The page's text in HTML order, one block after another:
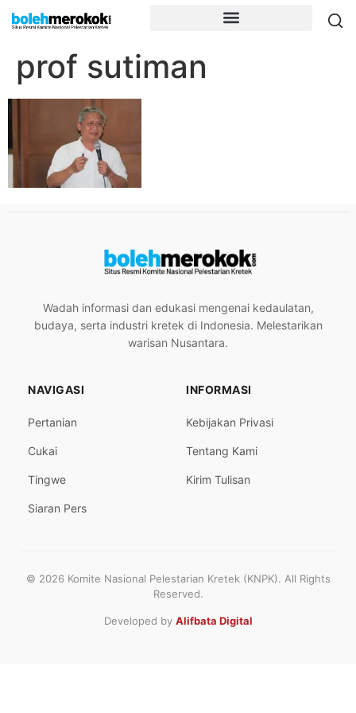
prof sutiman
Wadah informasi dan edukasi mengenai kedaulatan,
budaya, serta industri kretek di Indonesia. Melestarikan
warisan Nusantara.
NAVIGASI
Pertanian
Cukai
Tingwe
Siaran Pers
INFORMASI
Kebijakan Privasi
Tentang Kami
Kirim Tulisan
© 2026 Komite Nasional Pelestarian Kretek (KNPK). All Rights
Reserved.
Developed by Alifbata Digital